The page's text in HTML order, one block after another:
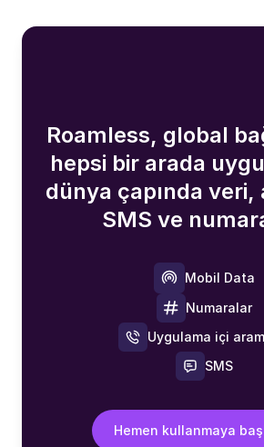
Roamless, global
hepsi bir arada
dünya çapında veri,
SMS ve
Mobil Data
Numaralar
Uygulama içi
SMS
Hemen kullanmaya